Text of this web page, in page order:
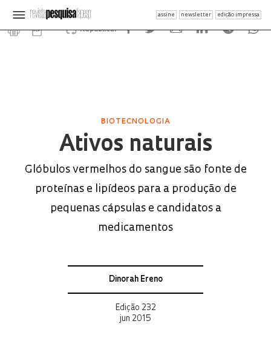
assine newsletter edição impressa
Republicar
BIOTECNOLOGIA
Ativos naturais
Glóbulos vermelhos do sangue são fonte de
proteínas e lipídeos para a produção de
pequenas cápsulas e candidatos a
medicamentos
Dinorah Ereno
Edição 232
jun 2015